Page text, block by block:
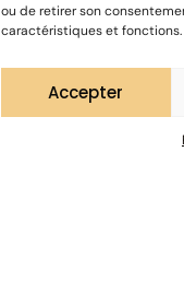
ou de retirer son
caractéristiques et fonctions.
Accepter